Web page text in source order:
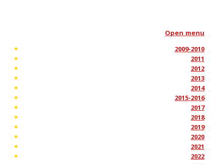
Open menu
2009-2010
2011
2012
2013
2014
2015-2016
2017
2018
2019
2020
2021
2022